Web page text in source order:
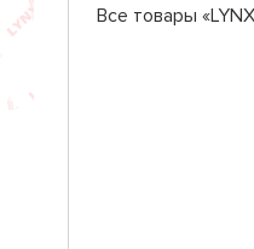
Все товары